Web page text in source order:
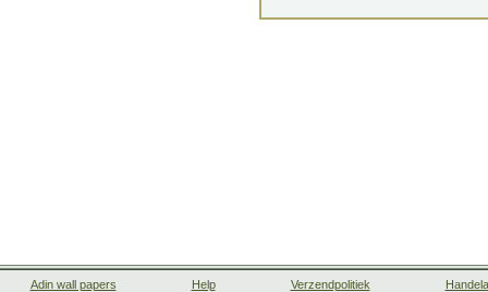
Adin wall papers Help Verzendpolitiek